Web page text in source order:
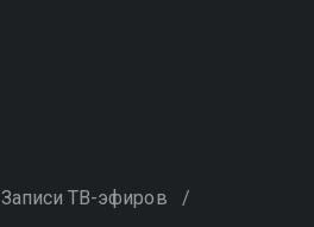
Записи ТВ-эфиров /